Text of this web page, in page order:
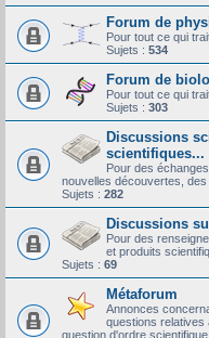
Forum de
Pour tout ce qui
Sujets : 534
Forum de
Pour tout ce qui
Sujets : 303
Discussions
scientifiques...
Pour des
nouvelles découvertes, des
Sujets : 282
Discussions
Pour des
et produits
Sujets : 69
Métaforum
Annonces
questions relatives
question d'ordre